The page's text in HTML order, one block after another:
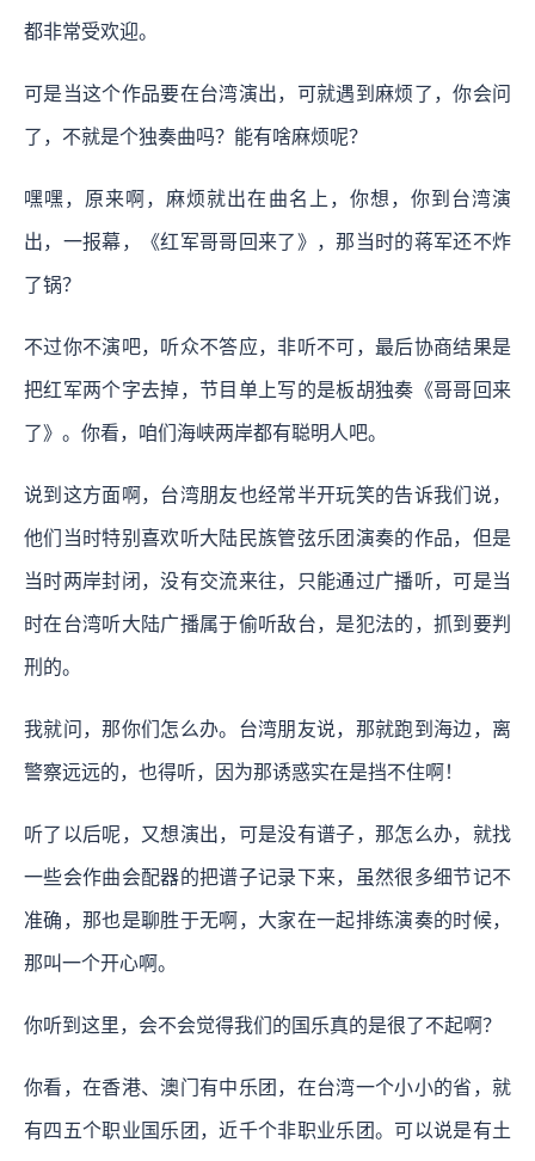
都非常受欢迎。
可是当这个作品要在台湾演出，可就遇到麻烦了，你会问
了，不就是个独奏曲吗？能有啥麻烦呢？
嘿嘿，原来啊，麻烦就出在曲名上，你想，你到台湾演
出，一报幕，《红军哥哥回来了》，那当时的蒋军还不炸
了锅？
不过你不演吧，听众不答应，非听不可，最后协商结果是
把红军两个字去掉，节目单上写的是板胡独奏《哥哥回来
了》。你看，咱们海峡两岸都有聪明人吧。
说到这方面啊，台湾朋友也经常半开玩笑的告诉我们说，
他们当时特别喜欢听大陆民族管弦乐团演奏的作品，但是
当时两岸封闭，没有交流来往，只能通过广播听，可是当
时在台湾听大陆广播属于偷听敌台，是犯法的，抓到要判
刑的。
我就问，那你们怎么办。台湾朋友说，那就跑到海边，离
警察远远的，也得听，因为那诱惑实在是挡不住啊！
听了以后呢，又想演出，可是没有谱子，那怎么办，就找
一些会作曲会配器的把谱子记录下来，虽然很多细节记不
准确，那也是聊胜于无啊，大家在一起排练演奏的时候，
那叫一个开心啊。
你听到这里，会不会觉得我们的国乐真的是很了不起啊？
你看，在香港、澳门有中乐团，在台湾一个小小的省，就
有四五个职业国乐团，近千个非职业乐团。可以说是有土